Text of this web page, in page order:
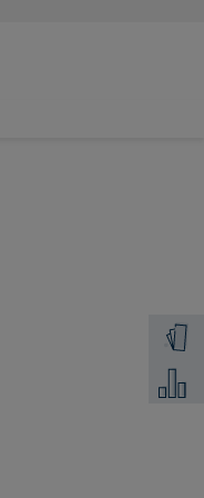
Zum